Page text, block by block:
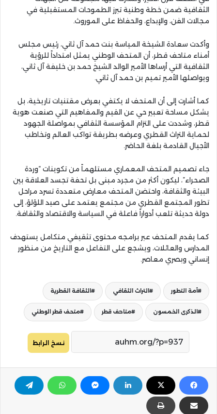
الثقافية ضمن خطة وطنية تبرز الطموحات المستقبلية في
مجالات الفن، والإبداع، والحفاظ على الموروث.
وأكدت سعادة الشيخة المياسة بنت حمد آل ثاني، رئيس مجلس
أمناء متاحف قطر، أن المتحف الوطني يمثل امتداداً للرؤية
الثقافية التي أرساها الأمير الوالد الشيخ حمد بن خليفة آل ثاني،
ويواصلها الأمير تميم بن حمد آل ثاني.
كما أشارت إلى أن المتحف لا يكتفي بعرض مقتنيات تاريخية، بل
يشكل مساحة تعبير حي عن القيم والمفاهيم التي صنعت هوية
قطر، وشددت على التزام المؤسسة الثقافي بمواصلة الجهود
لحماية التراث القطري وعرضه بطريقة تواكب العالم وتخاطب
الأجيال القادمة بلغة الحاضر.
جاء تصميم المتحف المعماري مستلهماً من تكوينات “وردة
الصحراء”، ليكون أكثر من مجرد مبنى بل تحفة تجسد العلاقة بين
البيئة والثقافة، واحتضن المتحف معارض متعددة تسرد مراحل
تطور المجتمع القطري من مجتمع يعتمد على صيد اللؤلؤ، إلى
دولة حديثة تلعب أدواراً فاعلة في السياسة والاقتصاد والثقافة.
كما يقدم المتحف عبر برامجه محتوى تثقيفي متكامل يستهدف
المدارس والعائلات، ويشجع على التفاعل مع التاريخ من منظور
إنساني وبصري معاصر.
أمة التطور التراث الثقافي الثقافة القطرية
الذكرى الخمسون متاحف قطر متحف قطر الوطني
نسخ الرابط